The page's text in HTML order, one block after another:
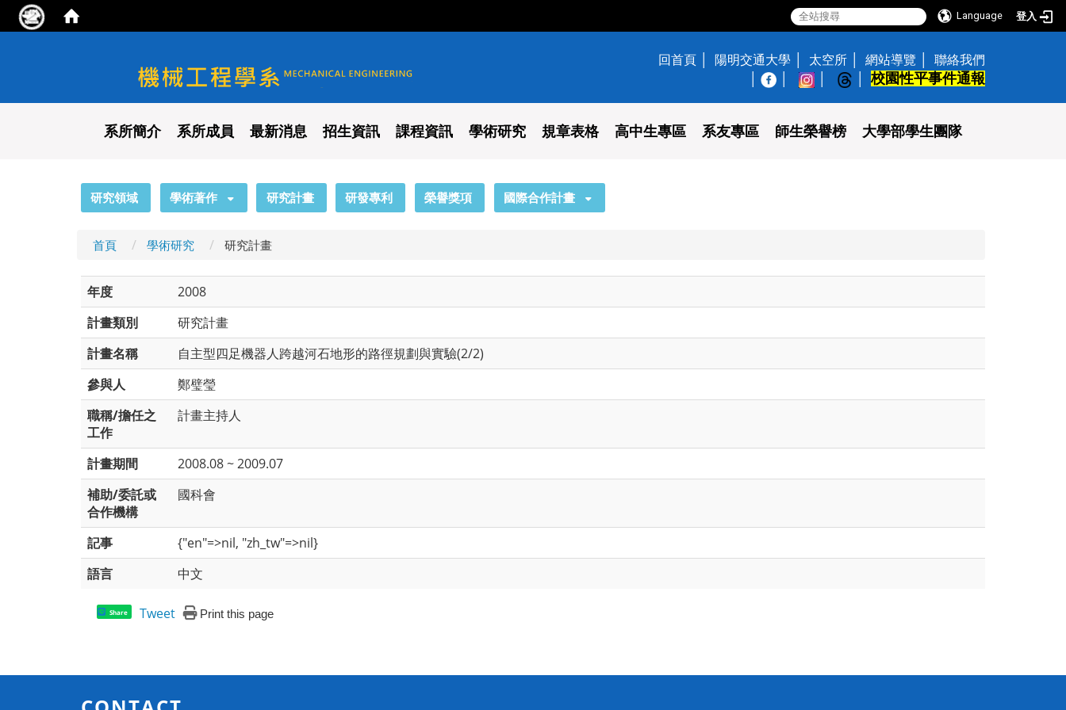
Language 登入
國立陽明交通大學 機械工程學系
回首頁 陽明交通大學 太空所 網站導覽
聯絡我們
校園性平事件通報
系所簡介 系所成員 最新消息 招生資訊 課程資訊 學術研究 規章表格 高中生專區 系友專區 師生榮譽榜 大學部學生團隊
研究領域 學術著作 研究計畫 研發專利 榮譽獎項 國際合作計畫
首頁 學術研究 研究計畫
年度
2008
計畫類別
研究計畫
計畫名稱
自主型四足機器人跨越河石地形的路徑規劃與實驗(2/2)
參與人
鄭璧瑩
職稱/擔任之
工作
計畫主持人
計畫期間
2008.08 ~ 2009.07
補助/委託或
合作機構
國科會
記事
{"en"=>nil, "zh_tw"=>nil}
語言
中文
Share Tweet Print this page